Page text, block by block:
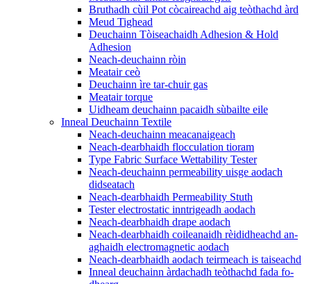
Bruthadh cùil Pot còcaireachd aig teòthachd àrd
Meud Tighead
Deuchainn Tòiseachaidh Adhesion & Hold
Adhesion
Neach-deuchainn ròin
Meatair ceò
Deuchainn ìre tar-chuir gas
Meatair torque
Uidheam deuchainn pacaidh sùbailte eile
Inneal Deuchainn Textile
Neach-deuchainn meacanaigeach
Neach-dearbhaidh flocculation tioram
Type Fabric Surface Wettability Tester
Neach-deuchainn permeability uisge aodach
didseatach
Neach-dearbhaidh Permeability Stuth
Tester electrostatic inntrigeadh aodach
Neach-dearbhaidh drape aodach
Neach-dearbhaidh coileanaidh rèididheachd an-
aghaidh electromagnetic aodach
Neach-dearbhaidh aodach teirmeach is taiseachd
Inneal deuchainn àrdachadh teòthachd fada fo-